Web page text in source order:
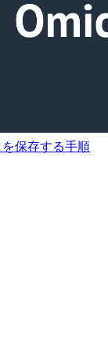
保存する手順